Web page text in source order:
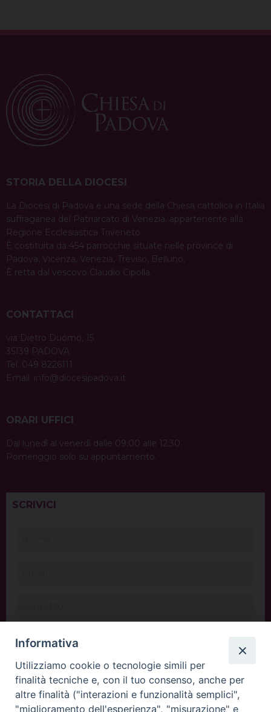
STORIA DELLA DIOCESI
La Diocesi di Padova è una sede della Chiesa cattolica in Italia
suffraganea del Patriarcato di Venezia, appartenente alla
Regione Ecclesiastica Triveneto.
È costituita da 454 parrocchie situate nelle province di
Padova, Vicenza, Venezia, Treviso, Belluno.
È retta dal vescovo Claudio Cipolla.
CONTATTACI
via Dietro Duomo, 15
35139 PADOVA
Tel. 049 8226111
Email: info@diocesipadova.it
ORARI UFFICI
Dal lunedì al venerdì dalle 09:00 alle 12:30.
Pomeriggio solo su appuntamento.
SCRIVICI
Informativa
Utilizziamo cookie o tecnologie simili per
finalità tecniche e, con il tuo consenso, anche per
altre finalità ("interazioni e funzionalità semplici",
"miglioramento dell'esperienza", "misurazione" e